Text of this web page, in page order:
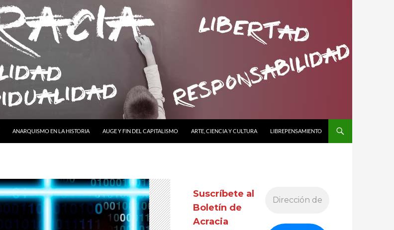
ANARQUISMO EN LA HISTORIA AUGE Y FIN DEL CAPITALISMO ARTE, CIENCIA Y CULTURA LIBREPENSAMIENTO
Suscríbete al
Boletín de
Acracia